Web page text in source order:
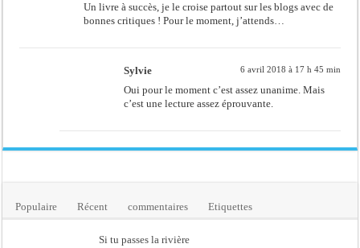
Un livre à succès, je le croise partout sur les blogs avec de
bonnes critiques ! Pour le moment, j’attends…
Sylvie 6 avril 2018 à 17 h 45 min
Oui pour le moment c’est assez unanime. Mais
c’est une lecture assez éprouvante.
Populaire Récent commentaires Etiquettes
Si tu passes la rivière